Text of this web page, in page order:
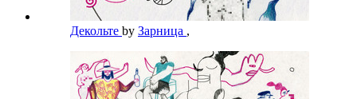
Декольте by Зарница ,